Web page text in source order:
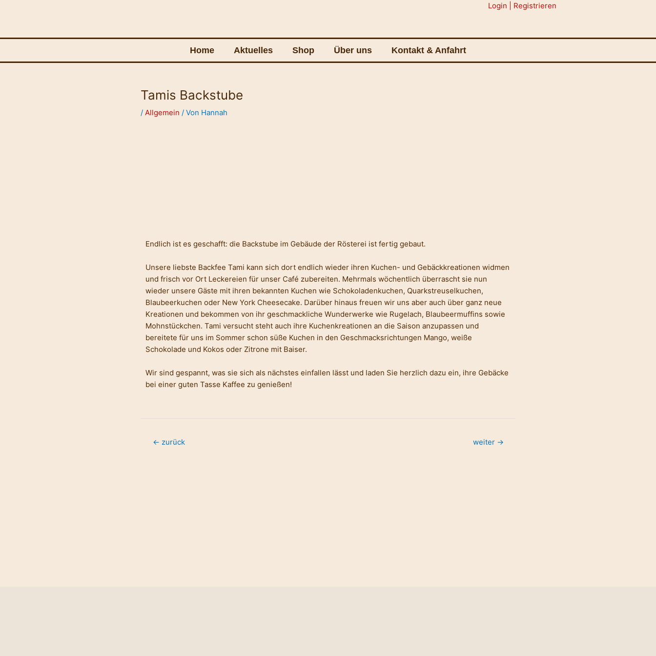
Login | Registrieren
Home Aktuelles Shop Über uns Kontakt & Anfahrt
Tamis Backstube
/ Allgemein / Von Hannah
Endlich ist es geschafft: die Backstube im Gebäude der Rösterei ist fertig gebaut.
Unsere liebste Backfee Tami kann sich dort endlich wieder ihren Kuchen- und Gebäckkreationen widmen
und frisch vor Ort Leckereien für unser Café zubereiten. Mehrmals wöchentlich überrascht sie nun
wieder unsere Gäste mit ihren bekannten Kuchen wie Schokoladenkuchen, Quarkstreuselkuchen,
Blaubeerkuchen oder New York Cheesecake. Darüber hinaus freuen wir uns aber auch über ganz neue
Kreationen und bekommen von ihr geschmackliche Wunderwerke wie Rugelach, Blaubeermuffins sowie
Mohnstückchen. Tami versucht steht auch ihre Kuchenkreationen an die Saison anzupassen und
bereitete für uns im Sommer schon süße Kuchen in den Geschmacksrichtungen Mango, weiße
Schokolade und Kokos oder Zitrone mit Baiser.
Wir sind gespannt, was sie sich als nächstes einfallen lässt und laden Sie herzlich dazu ein, ihre Gebäcke
bei einer guten Tasse Kaffee zu genießen!
Post
← zurück weiter →